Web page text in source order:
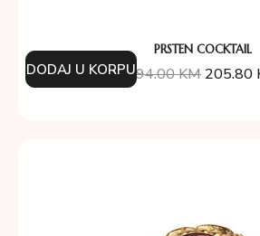
PRSTEN COCKTAIL
294.00KM 205.80
DODAJ U KORPU